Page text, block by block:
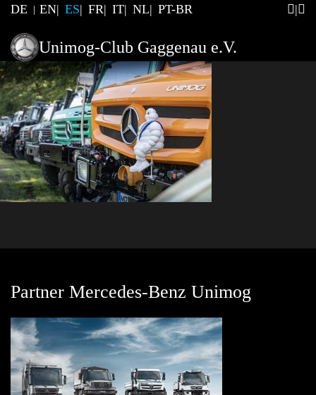
DE EN ES FR IT NL PT-BR
Unimog-Club Gaggenau e.V.
Partner Mercedes-Benz Unimog